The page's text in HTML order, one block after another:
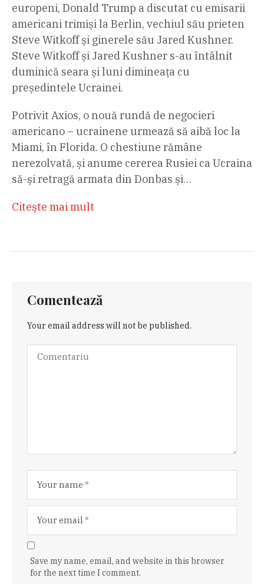
europeni, Donald Trump a discutat cu emisarii
americani trimiși la Berlin, vechiul său prieten
Steve Witkoff și ginerele său Jared Kushner.
Steve Witkoff și Jared Kushner s-au întâlnit
duminică seara și luni dimineața cu
președintele Ucrainei.
Potrivit Axios, o nouă rundă de negocieri
americano – ucrainene urmează să aibă loc la
Miami, în Florida. O chestiune rămâne
nerezolvată, și anume cererea Rusiei ca Ucraina
să-și retragă armata din Donbas și…
Citeşte mai mult
Comentează
Your email address will not be published.
Save my name, email, and website in this browser
for the next time I comment.